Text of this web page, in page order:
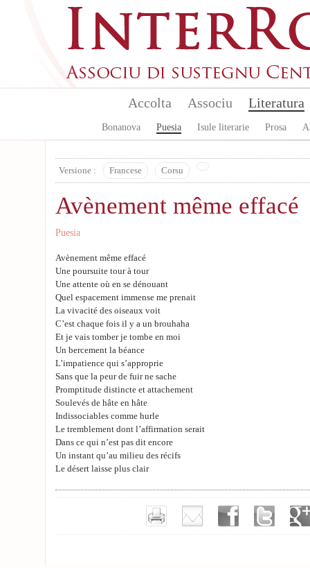
Accolta Associu Literatura
Bonanova Puesia Isule literarie Prosa
Versione : Francese Corsu
Avènement même effacé
Puesia
Avènement même effacé
Une poursuite tour à tour
Une attente où en se dénouant
Quel espacement immense me prenait
La vivacité des oiseaux voit
C’est chaque fois il y a un brouhaha
Et je vais tomber je tombe en moi
Un bercement la béance
L’impatience qui s’approprie
Sans que la peur de fuir ne sache
Promptitude distincte et attachement
Soulevés de hâte en hâte
Indissociables comme hurle
Le tremblement dont l’affirmation serait
Dans ce qui n’est pas dit encore
Un instant qu’au milieu des récifs
Le désert laisse plus clair